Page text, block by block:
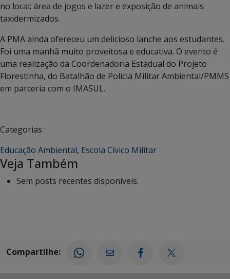
no local; área de jogos e lazer e exposição de animais
taxidermizados.
A PMA ainda ofereceu um delicioso lanche aos estudantes.
Foi uma manhã muito proveitosa e educativa. O evento é
uma realização da Coordenadoria Estadual do Projeto
Florestinha, do Batalhão de Polícia Militar Ambiental/PMMS
em parceria com o IMASUL.
Categorias :
Educação Ambiental, Escola Cívico Militar
Veja Também
Sem posts recentes disponíveis.
Compartilhe: